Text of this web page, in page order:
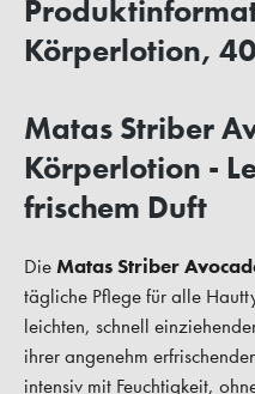
Körperlotion,
Matas Striber
Körperlotion -
frischem Duft
DieMatas Striber
tägliche Pflege für alle
leichten, schnell
ihrer angenehm
intensiv mit Feuchtigkeit,